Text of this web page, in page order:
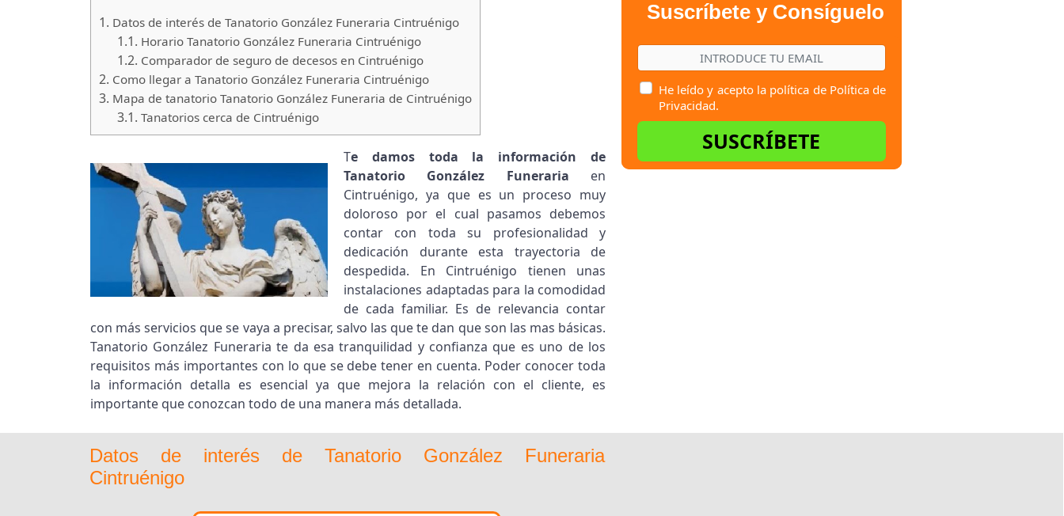
Suscríbete y Consíguelo
He leído y acepto la política de Política de
Privacidad.
SUSCRÍBETE
1. Datos de interés de Tanatorio González Funeraria Cintruénigo
1.1. Horario Tanatorio González Funeraria Cintruénigo
1.2. Comparador de seguro de decesos en Cintruénigo
2. Como llegar a Tanatorio González Funeraria Cintruénigo
3. Mapa de tanatorio Tanatorio González Funeraria de Cintruénigo
3.1. Tanatorios cerca de Cintruénigo
Te damos toda la información de
Tanatorio González Funeraria en
Cintruénigo, ya que es un proceso muy
doloroso por el cual pasamos debemos
contar con toda su profesionalidad y
dedicación durante esta trayectoria de
despedida. En Cintruénigo tienen unas
instalaciones adaptadas para la comodidad
de cada familiar. Es de relevancia contar
con más servicios que se vaya a precisar, salvo las que te dan que son las mas básicas.
Tanatorio González Funeraria te da esa tranquilidad y confianza que es uno de los
requisitos más importantes con lo que se debe tener en cuenta. Poder conocer toda
la información detalla es esencial ya que mejora la relación con el cliente, es
importante que conozcan todo de una manera más detallada.
Datos de interés de Tanatorio González Funeraria
Cintruénigo